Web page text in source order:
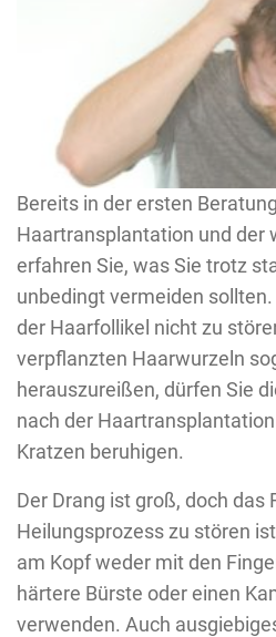
Bereits in der ersten
Haartransplantation und der
erfahren Sie, was Sie trotz
unbedingt vermeiden
der Haarfollikel nicht zu
verpflanzten Haarwurzeln
herauszureißen, dürfen Sie
nach der
Kratzen beruhigen.
Der Drang ist groß, doch das
Heilungsprozess zu stören
am Kopf weder mit den
härtere Bürste oder einen
verwenden. Auch